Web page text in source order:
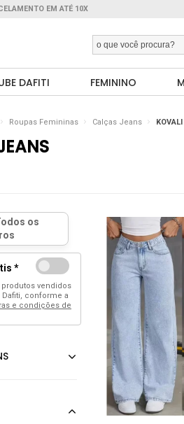
EM ATÉ 10X
DAFITI FEMININO
Roupas Femininas Calças Jeans
*
produtos vendidos
conforme a
e condições de